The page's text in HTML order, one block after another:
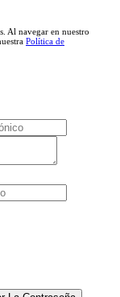
Al navegar en nuestro
Política de